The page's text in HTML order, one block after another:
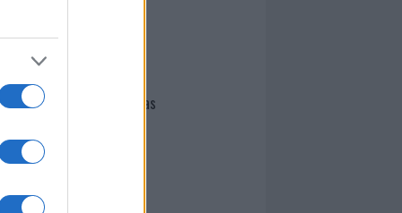
Giovannimaria Cabras